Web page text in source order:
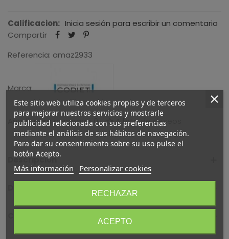
Calificacion: Inicia sesión para escribir un comentario
Compartir
Referencia: amaz2933
Marca:
Añadir para comparar 0 A lista de deseos
Descripción
Detalles del producto
Este sitio web utiliza cookies propias y de terceros
para mejorar nuestros servicios y mostrarle
publicidad relacionada con sus preferencias
mediante el análisis de sus hábitos de navegación.
Para dar su consentimiento sobre su uso pulse el
botón Acepto.
Más información Personalizar cookies
RECHAZAR
ACEPTO